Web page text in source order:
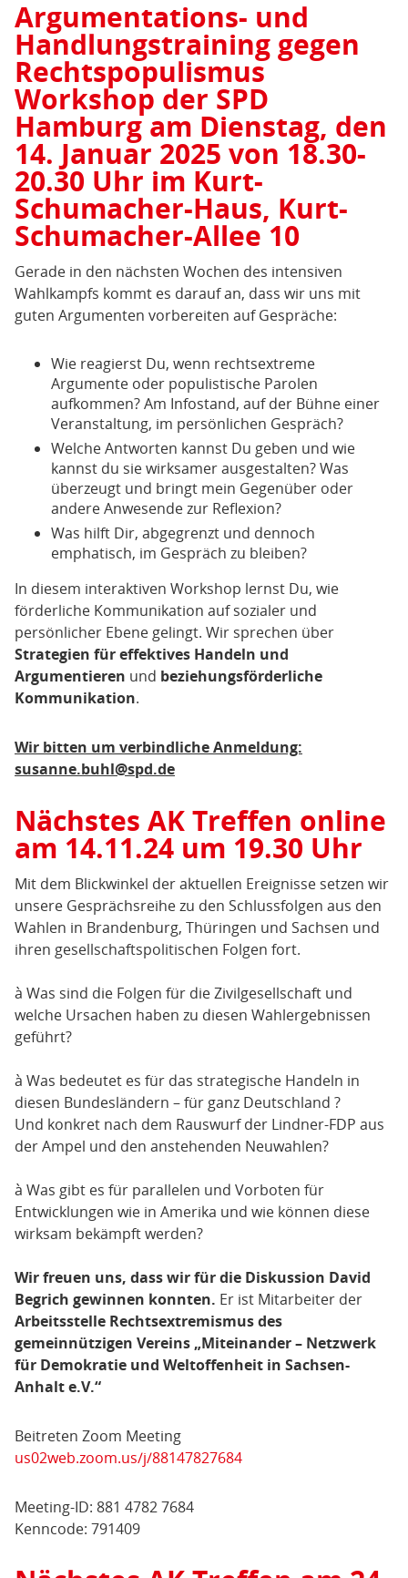
Argumentations- und
Handlungstraining gegen
Rechtspopulismus
Workshop der SPD
Hamburg am Dienstag, den
14. Januar 2025 von 18.30-
20.30 Uhr im Kurt-
Schumacher-Haus, Kurt-
Schumacher-Allee 10
Gerade in den nächsten Wochen des intensiven
Wahlkampfs kommt es darauf an, dass wir uns mit
guten Argumenten vorbereiten auf Gespräche:
Wie reagierst Du, wenn rechtsextreme
Argumente oder populistische Parolen
aufkommen? Am Infostand, auf der Bühne einer
Veranstaltung, im persönlichen Gespräch?
Welche Antworten kannst Du geben und wie
kannst du sie wirksamer ausgestalten? Was
überzeugt und bringt mein Gegenüber oder
andere Anwesende zur Reflexion?
Was hilft Dir, abgegrenzt und dennoch
emphatisch, im Gespräch zu bleiben?
In diesem interaktiven Workshop lernst Du, wie
förderliche Kommunikation auf sozialer und
persönlicher Ebene gelingt. Wir sprechen über
Strategien für effektives Handeln und
Argumentieren und beziehungsförderliche
Kommunikation.
Wir bitten um verbindliche Anmeldung:
susanne.buhl@spd.de
Nächstes AK Treffen online
am 14.11.24 um 19.30 Uhr
Mit dem Blickwinkel der aktuellen Ereignisse setzen wir
unsere Gesprächsreihe zu den Schlussfolgen aus den
Wahlen in Brandenburg, Thüringen und Sachsen und
ihren gesellschaftspolitischen Folgen fort.
à Was sind die Folgen für die Zivilgesellschaft und
welche Ursachen haben zu diesen Wahlergebnissen
geführt?
à Was bedeutet es für das strategische Handeln in
diesen Bundesländern – für ganz Deutschland ?
Und konkret nach dem Rauswurf der Lindner-FDP aus
der Ampel und den anstehenden Neuwahlen?
à Was gibt es für parallelen und Vorboten für
Entwicklungen wie in Amerika und wie können diese
wirksam bekämpft werden?
Wir freuen uns, dass wir für die Diskussion David
Begrich gewinnen konnten. Er ist Mitarbeiter der
Arbeitsstelle Rechtsextremismus des
gemeinnützigen Vereins „Miteinander – Netzwerk
für Demokratie und Weltoffenheit in Sachsen-
Anhalt e.V.“
Beitreten Zoom Meeting
us02web.zoom.us/j/88147827684
Meeting-ID: 881 4782 7684
Kenncode: 791409